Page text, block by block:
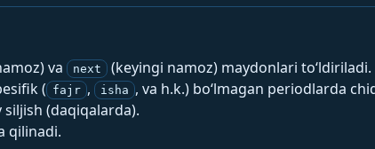
va next (keyingi namoz) maydonlari to‘ldiriladi.
( fajr , isha , va h.k.) bo‘lmagan periodlarda
(daqiqalarda).
qilinadi.